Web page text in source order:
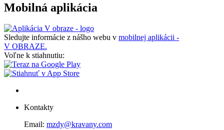
Mobilná aplikácia
Sledujte informácie z nášho webu v mobilnej aplikácii -
V OBRAZE.
Voľne k stiahnutiu:
Kontakty
Email: mzdy@kravany.com